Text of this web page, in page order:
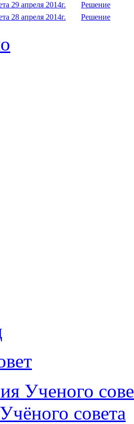
29 апреля 2014г.
Решение
28 апреля 2014г.
Решение
Ученого
совета